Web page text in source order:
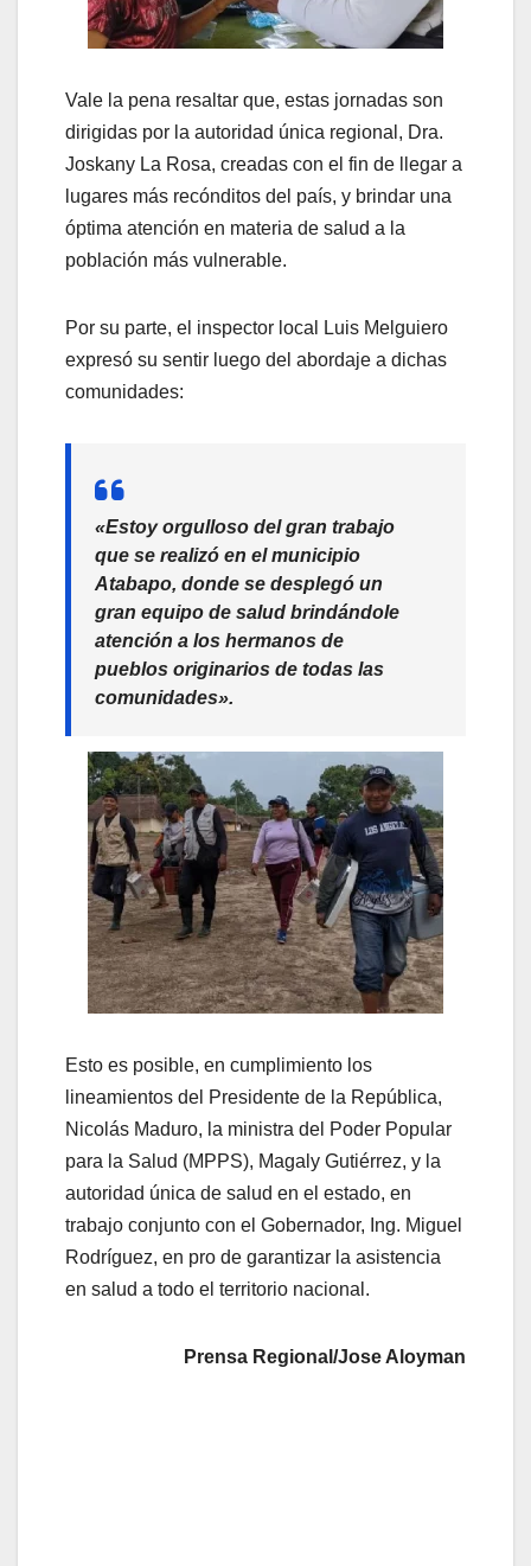
Vale la pena resaltar que, estas jornadas son
dirigidas por la autoridad única regional, Dra.
Joskany La Rosa, creadas con el fin de llegar a
lugares más recónditos del país, y brindar una
óptima atención en materia de salud a la
población más vulnerable.
Por su parte, el inspector local Luis Melguiero
expresó su sentir luego del abordaje a dichas
comunidades:
«Estoy orgulloso del gran trabajo
que se realizó en el municipio
Atabapo, donde se desplegó un
gran equipo de salud brindándole
atención a los hermanos de
pueblos originarios de todas las
comunidades».
Esto es posible, en cumplimiento los
lineamientos del Presidente de la República,
Nicolás Maduro, la ministra del Poder Popular
para la Salud (MPPS), Magaly Gutiérrez, y la
autoridad única de salud en el estado, en
trabajo conjunto con el Gobernador, Ing. Miguel
Rodríguez, en pro de garantizar la asistencia
en salud a todo el territorio nacional.
Prensa Regional/Jose Aloyman